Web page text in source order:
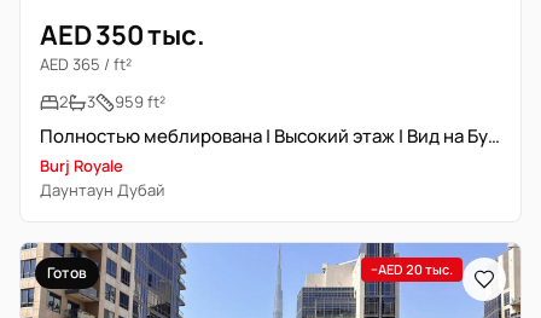
AED 350 тыс.
AED 365 / ft²
2
3 959 ft²
Полностью меблирована | Высокий этаж | Вид на Бурж Халифа
Burj Royale
Даунтаун Дубай
Готов −AED 20 тыс.